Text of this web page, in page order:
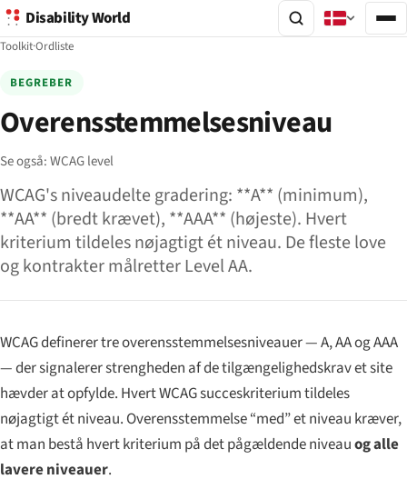
Disability World
Toolkit·Ordliste
BEGREBER
Overensstemmelsesniveau
Se også:WCAG level
WCAG's niveaudelte gradering: **A** (minimum),
**AA** (bredt krævet), **AAA** (højeste). Hvert
kriterium tildeles nøjagtigt ét niveau. De fleste love
og kontrakter målretter Level AA.
WCAG definerer tre overensstemmelsesniveauer — A, AA og AAA
— der signalerer strengheden af de tilgængelighedskrav et site
hævder at opfylde. Hvert WCAG succeskriterium tildeles
nøjagtigt ét niveau. Overensstemmelse “med” et niveau kræver,
at man bestå hvert kriterium på det pågældende niveauog alle
lavere niveauer.